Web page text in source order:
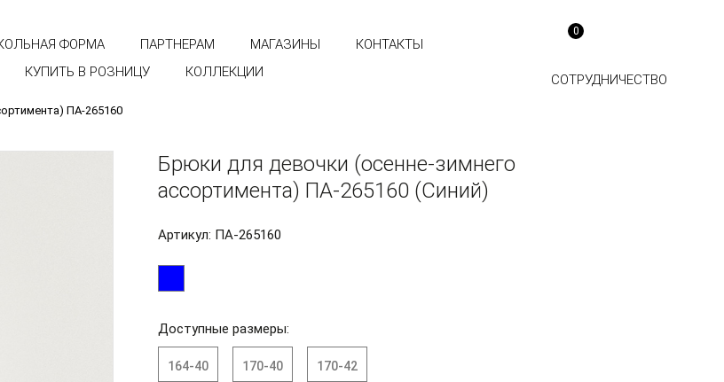
0
СОТРУДНИЧЕСТВО
ФОРМА ПАРТНЕРАМ МАГАЗИНЫ
КОНТАКТЫ
КУПИТЬ В РОЗНИЦУ
КОЛЛЕКЦИИ
ПА-265160
Брюки для девочки (осенне-зимнего
ассортимента) ПА-265160 (Синий)
Артикул: ПА-265160
Доступные размеры:
164-40 170-40 170-42